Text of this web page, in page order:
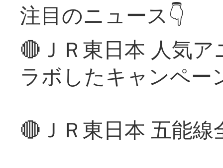
注目のニュース👇
🔴ＪＲ東日本 人気
ラボしたキャンペー
🔴ＪＲ東日本 五能